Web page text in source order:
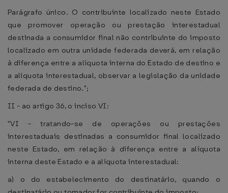
Parágrafo único. O contribuinte localizado neste Estado
que promover operação ou prestação interestadual
destinada a consumidor final não contribuinte do imposto
localizado em outra unidade federada deverá, em relação
à diferença entre a alíquota interna do Estado de destino e
a alíquota interestadual, observar a legislação da unidade
federada de destino.";
II - ao artigo 36, o inciso VI:
"VI - tratando-se de operações ou prestações
interestaduais destinadas a consumidor final localizado
neste Estado, em relação à diferença entre a alíquota
interna deste Estado e a alíquota interestadual:
a) o do estabelecimento do destinatário, quando o